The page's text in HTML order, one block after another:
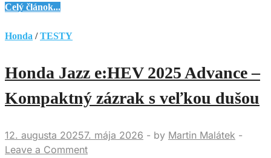
Honda
e:HEV
električka
na
benzín
Celý článok...
Honda /TESTY
Honda Jazz e:HEV 2025 Advance –
Kompaktný zázrak s veľkou dušou
12. augusta 20257. mája 2026 - by Martin Malátek -
Leave a Comment